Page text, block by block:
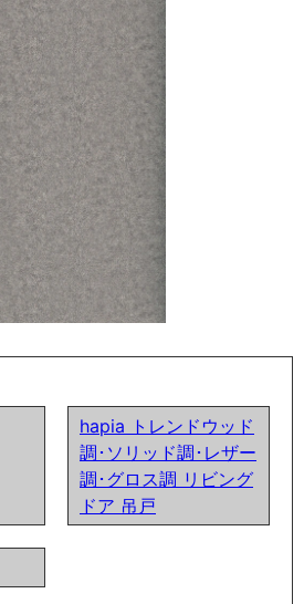
hapia トレンドウッド
調･ソリッド調･レザー
調･グロス調 リビング
ドア 吊戸